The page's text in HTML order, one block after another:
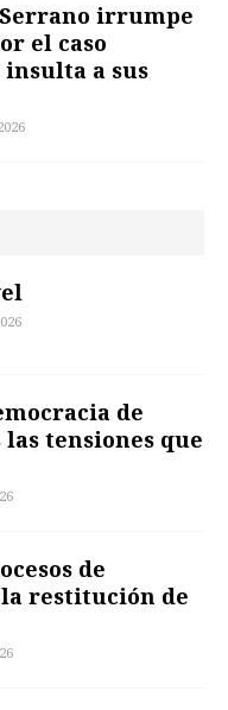
Serrano irrumpe
el caso
a sus
de
las tensiones que
de
restitución de